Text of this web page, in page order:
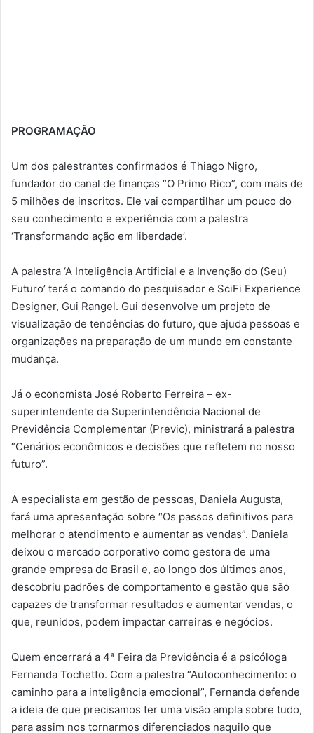
PROGRAMAÇÃO
Um dos palestrantes confirmados é Thiago Nigro,
fundador do canal de finanças “O Primo Rico”, com mais de
5 milhões de inscritos. Ele vai compartilhar um pouco do
seu conhecimento e experiência com a palestra
‘Transformando ação em liberdade’.
A palestra ‘A Inteligência Artificial e a Invenção do (Seu)
Futuro’ terá o comando do pesquisador e SciFi Experience
Designer, Gui Rangel. Gui desenvolve um projeto de
visualização de tendências do futuro, que ajuda pessoas e
organizações na preparação de um mundo em constante
mudança.
Já o economista José Roberto Ferreira – ex-
superintendente da Superintendência Nacional de
Previdência Complementar (Previc), ministrará a palestra
“Cenários econômicos e decisões que refletem no nosso
futuro”.
A especialista em gestão de pessoas, Daniela Augusta,
fará uma apresentação sobre “Os passos definitivos para
melhorar o atendimento e aumentar as vendas”. Daniela
deixou o mercado corporativo como gestora de uma
grande empresa do Brasil e, ao longo dos últimos anos,
descobriu padrões de comportamento e gestão que são
capazes de transformar resultados e aumentar vendas, o
que, reunidos, podem impactar carreiras e negócios.
Quem encerrará a 4ª Feira da Previdência é a psicóloga
Fernanda Tochetto. Com a palestra “Autoconhecimento: o
caminho para a inteligência emocional”, Fernanda defende
a ideia de que precisamos ter uma visão ampla sobre tudo,
para assim nos tornarmos diferenciados naquilo que